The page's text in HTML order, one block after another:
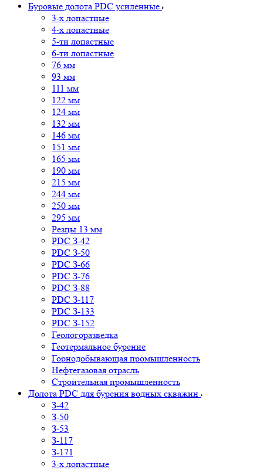
Буровые долота PDC усиленные
3-х лопастные
4-х лопастные
5-ти лопастные
6-ти лопастные
76 мм
93 мм
111 мм
122 мм
124 мм
132 мм
146 мм
151 мм
165 мм
190 мм
215 мм
244 мм
250 мм
295 мм
Резцы 13 мм
PDC З-42
PDC З-50
PDC З-66
PDC З-76
PDC З-88
PDC З-117
PDC З-133
PDC З-152
Геологоразведка
Геотермальное бурение
Горнодобывающая промышленность
Нефтегазовая отрасль
Строительная промышленность
Долота PDC для бурения водных скважин
З-42
З-50
З-53
З-117
З-171
3-х лопастные